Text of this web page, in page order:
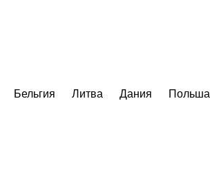
Бельгия Литва Дания Польша